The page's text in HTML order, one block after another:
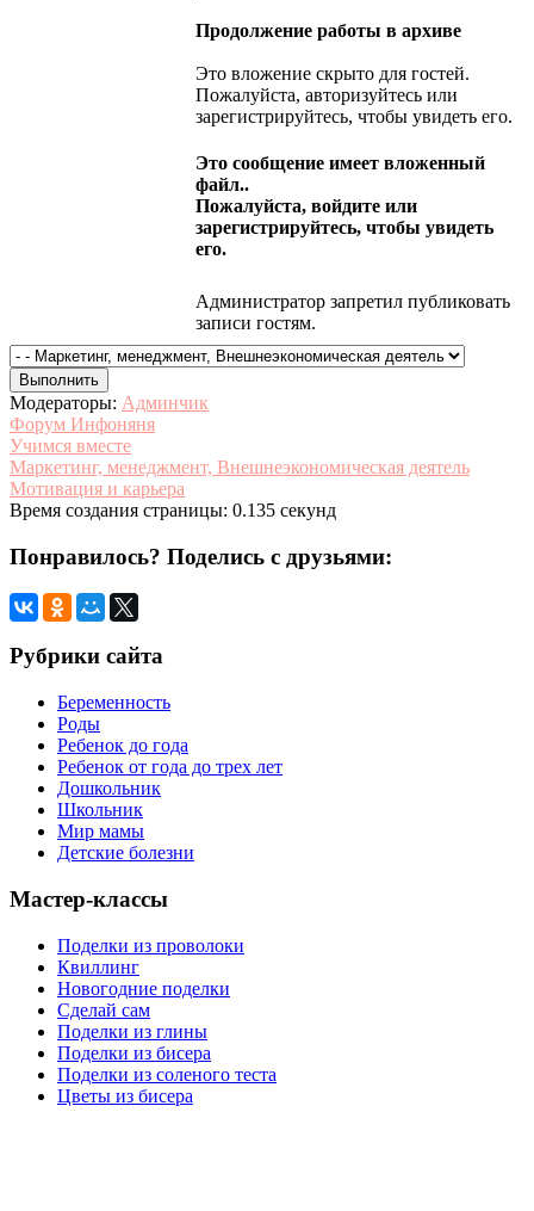
Продолжение работы в архиве
Это вложение скрыто для гостей.
Пожалуйста, авторизуйтесь или
зарегистрируйтесь, чтобы увидеть его.
Это сообщение имеет вложенный
файл..
Пожалуйста, войдите или
зарегистрируйтесь, чтобы увидеть
его.
Администратор запретил публиковать
записи гостям.
Модераторы: Админчик
Форум Инфоняня
Учимся вместе
Маркетинг, менеджмент, Внешнеэкономическая деятель
Мотивация и карьера
Время создания страницы: 0.135 секунд
Понравилось? Поделись с друзьями:
Рубрики сайта
Беременность
Роды
Ребенок до года
Ребенок от года до трех лет
Дошкольник
Школьник
Мир мамы
Детские болезни
Мастер-классы
Поделки из проволоки
Квиллинг
Новогодние поделки
Сделай сам
Поделки из глины
Поделки из бисера
Поделки из соленого теста
Цветы из бисера